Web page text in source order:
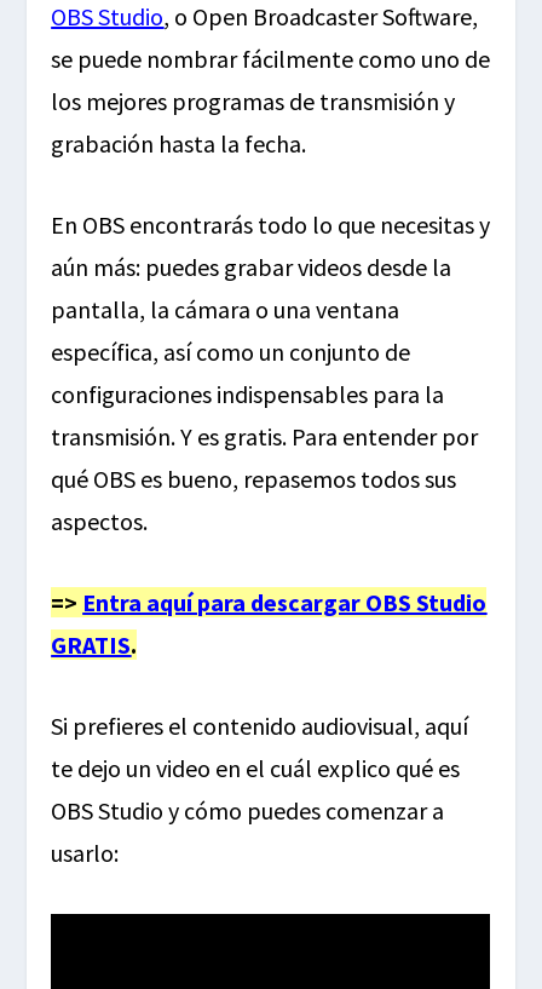
OBS Studio, o Open Broadcaster Software,
se puede nombrar fácilmente como uno de
los mejores programas de transmisión y
grabación hasta la fecha.
En OBS encontrarás todo lo que necesitas y
aún más: puedes grabar videos desde la
pantalla, la cámara o una ventana
específica, así como un conjunto de
configuraciones indispensables para la
transmisión. Y es gratis. Para entender por
qué OBS es bueno, repasemos todos sus
aspectos.
=> Entra aquí para descargar OBS Studio
GRATIS.
Si prefieres el contenido audiovisual, aquí
te dejo un video en el cuál explico qué es
OBS Studio y cómo puedes comenzar a
usarlo: